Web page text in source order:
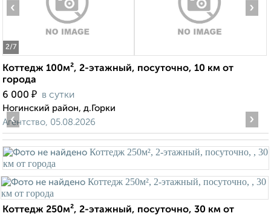
2/7
‹ ›
Коттедж 100м², 2-этажный, посуточно, 10 км от
города
6 000 ₽ в сутки
Ногинский район, д.Горки
Агентство, 05.08.2026
‹ ›
Коттедж 250м², 2-этажный, посуточно, 30 км от